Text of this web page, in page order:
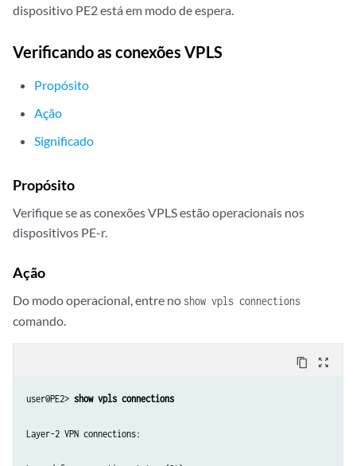
Dn -- down
    ge-2/0/5.0(vc 601)        rmt
ST
Interface                 Type  St     Time last up          #
    ge-2/0/5.0(vc 601)        rmt
      Incoming label: 299872, Outgoing label: 800001
dispositivo PE2 está em modo de espera.
Verificando as conexões VPLS
Propósito
Ação
Significado
Propósito
Verifique se as conexões VPLS estão operacionais nos
dispositivos PE-r.
Ação
Do modo operacional, entre no show vpls connections
comando.
content_copy zoom_out_map
user@PE2> show vpls connections
Layer-2 VPN connections: